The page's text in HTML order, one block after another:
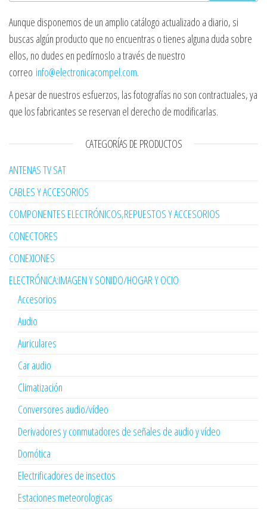
Aunque disponemos de un amplio catálogo actualizado a diario, si
buscas algún producto que no encuentras o tienes alguna duda sobre
ellos, no dudes en pedírnoslo a través de nuestro
correo info@electronicacompel.com.
A pesar de nuestros esfuerzos, las fotografías no son contractuales, ya
que los fabricantes se reservan el derecho de modificarlas.
CATEGORÍAS DE PRODUCTOS
ANTENAS TV SAT
CABLES Y ACCESORIOS
COMPONENTES ELECTRÓNICOS,REPUESTOS Y ACCESORIOS
CONECTORES
CONEXIONES
ELECTRÓNICA:IMAGEN Y SONIDO/HOGAR Y OCIO
Accesorios
Audio
Auriculares
Car audio
Climatización
Conversores audio/vídeo
Derivadores y conmutadores de señales de audio y vídeo
Domótica
Electrificadores de insectos
Estaciones meteorologicas